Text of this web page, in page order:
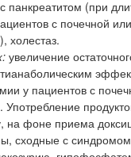
панкреатитом (при
с почечной
холестаз.
увеличение
у пациентов с
Употребление
на фоне приема
сходные с